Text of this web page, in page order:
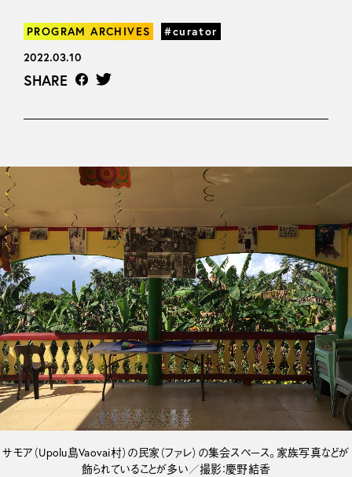
PROGRAM ARCHIVES
#curator
2022.03.10
SHARE
サモア（Upolu島Vaovai村）の民家（ファレ）の集会スペース。家族写真などが
飾られていることが多い／撮影：慶野結香